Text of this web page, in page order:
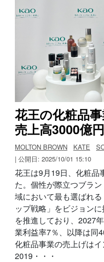
花王の化粧品
売上高3000億
MOLTON BROWN KATE
| 公開日: 2025/10/01 15:10
花王は9月19日、化粧品
た。個性が際立つブラ
域において最も選ばれ
ップ戦略」をビジョン
を推進しており、2027
業利益率7％、以降は同
化粧品事業の売上げは
2019・・・